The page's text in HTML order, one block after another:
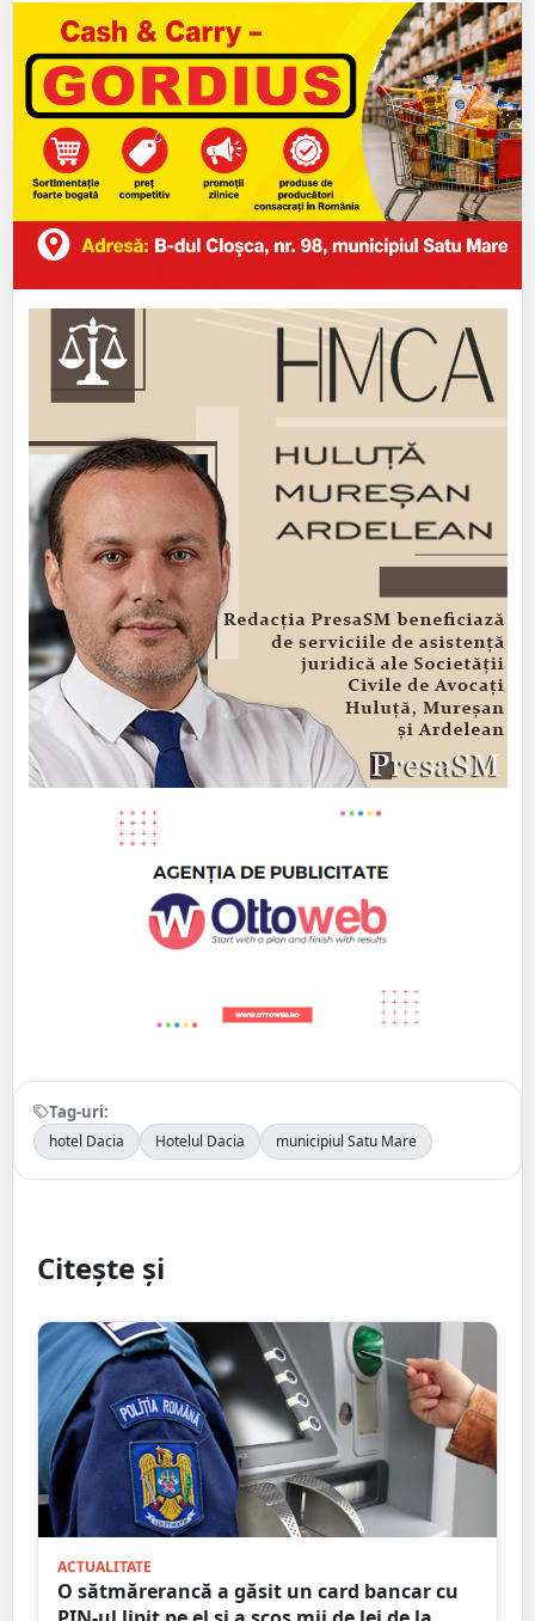
Tag-uri:
hotel Dacia Hotelul Dacia municipiul Satu Mare
Citește și
ACTUALITATE
O sătmărerancă a găsit un card bancar cu